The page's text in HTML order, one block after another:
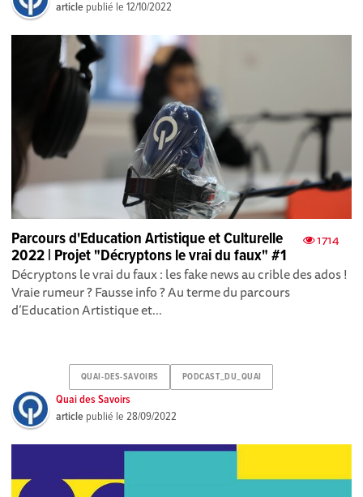
article publié le12/10/2022
1714
Parcours d'Education Artistique et Culturelle
2022 | Projet "Décryptons le vrai du faux" #1
Décryptons le vrai du faux : les fake news au crible des ados !
Vraie rumeur ? Fausse info ? Au terme du parcours
d’Education Artistique et...
QUAI-DES-SAVOIRS PODCAST_DU_QUAI
Quai des Savoirs
article publié le28/09/2022